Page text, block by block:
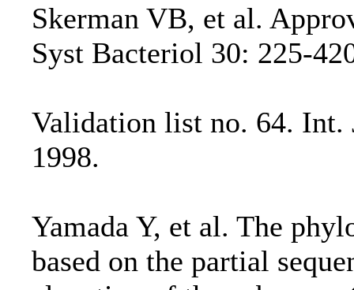
Skerman VB, et al.
Syst Bacteriol 30: 225-
Validation list no. 64. Int.
1998.
Yamada Y, et al. The
based on the partial